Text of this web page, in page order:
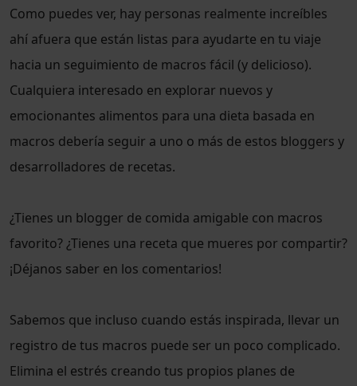
Como puedes ver, hay personas realmente increíbles
ahí afuera que están listas para ayudarte en tu viaje
hacia un seguimiento de macros fácil (y delicioso).
Cualquiera interesado en explorar nuevos y
emocionantes alimentos para una dieta basada en
macros debería seguir a uno o más de estos bloggers y
desarrolladores de recetas.
¿Tienes un blogger de comida amigable con macros
favorito? ¿Tienes una receta que mueres por compartir?
¡Déjanos saber en los comentarios!
Sabemos que incluso cuando estás inspirada, llevar un
registro de tus macros puede ser un poco complicado.
Elimina el estrés creando tus propios planes de